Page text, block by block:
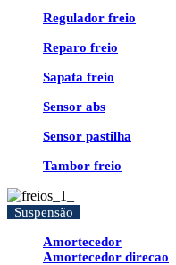
Regulador freio
Reparo freio
Sapata freio
Sensor abs
Sensor pastilha
Tambor freio
Suspensão
Amortecedor
Amortecedor direcao